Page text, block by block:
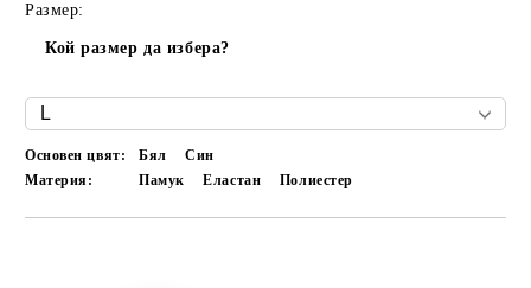
Размер:
Кой размер да избера?
Основен цвят: Бял
Син
Материя:
Памук Еластан Полиестер